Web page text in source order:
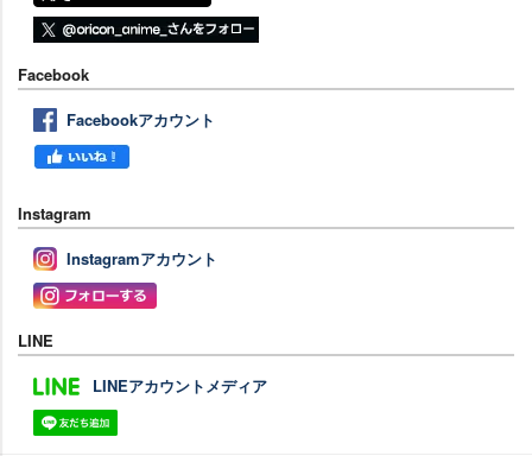
Facebook
Facebookアカウント
Instagram
Instagramアカウント
LINE
LINEアカウントメディア